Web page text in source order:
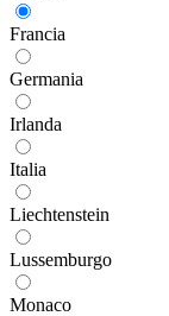
Francia
Germania
Irlanda
Italia
Liechtenstein
Lussemburgo
Monaco